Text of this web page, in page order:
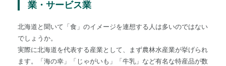
業・サービス業
北海道と聞いて「食」のイメージを連想する人は多いのではない
でしょうか。
実際に北海道を代表する産業として、まず農林水産業が挙げられ
ます。「海の幸」「じゃがいも」「牛乳」など有名な特産品が数